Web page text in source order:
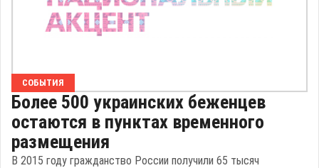
СОБЫТИЯ
Более 500 украинских беженцев
остаются в пунктах временного
размещения
В 2015 году гражданство России получили 65 тысяч